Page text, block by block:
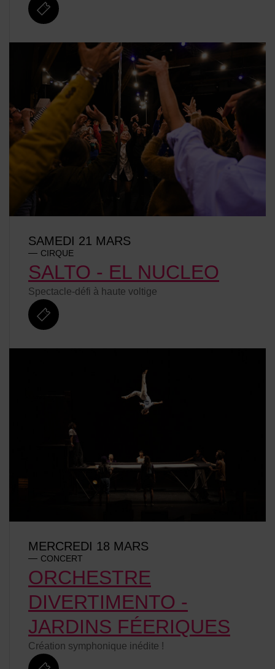
billetterie
SALTO - EL NUCLEO
SAMEDI 21 MARS
CIRQUE
Spectacle-défi à haute voltige
billetterie
ORCHESTRE
DIVERTIMENTO -
JARDINS FÉERIQUES
MERCREDI 18 MARS
CONCERT
Création symphonique inédite !